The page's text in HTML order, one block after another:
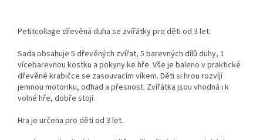
Petitcollage dřevěná duha se zvířátky pro děti od 3 let.
Sada obsahuje 5 dřevěných zvířat, 5 barevných dílů duhy, 1
vícebarevnou kostku a pokyny ke hře. Vše je baleno v praktické
dřevěné krabičce se zasouvacím víkem. Děti si hrou rozvíjí
jemnou motoriku, odhad a přesnost. Zvířátka jsou vhodná i k
volné hře, dobře stojí.
Hra je určena pro děti od 3 let.